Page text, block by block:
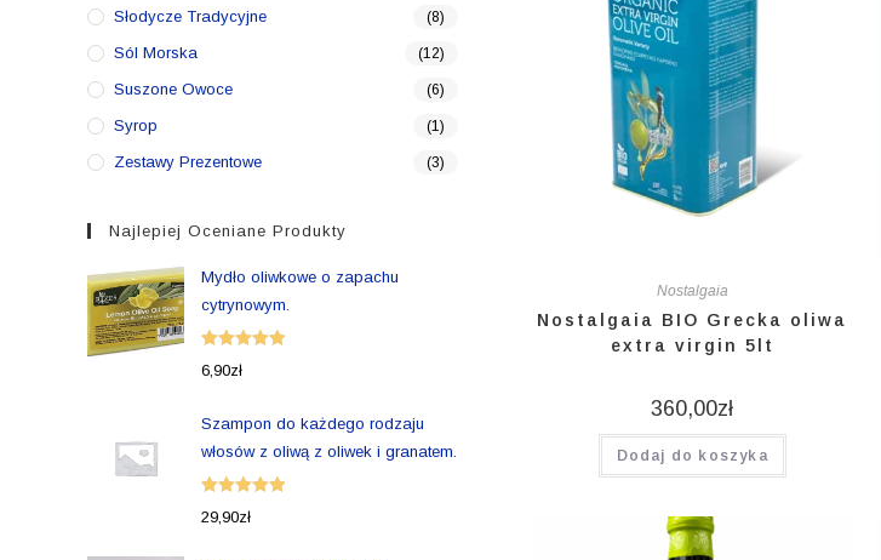
Nostalgaia
Nostalgaia BIO Grecka oliwa
extra virgin 5lt
360,00zł
Dodaj do koszyka
Słodycze Tradycyjne (8)
Sól Morska (12)
Suszone Owoce (6)
Syrop (1)
Zestawy Prezentowe (3)
Najlepiej Oceniane Produkty
Mydło oliwkowe o zapachu
cytrynowym.
Oceniono
6,90zł
Szampon do każdego rodzaju
włosów z oliwą z oliwek i granatem.
Oceniono
29,90zł